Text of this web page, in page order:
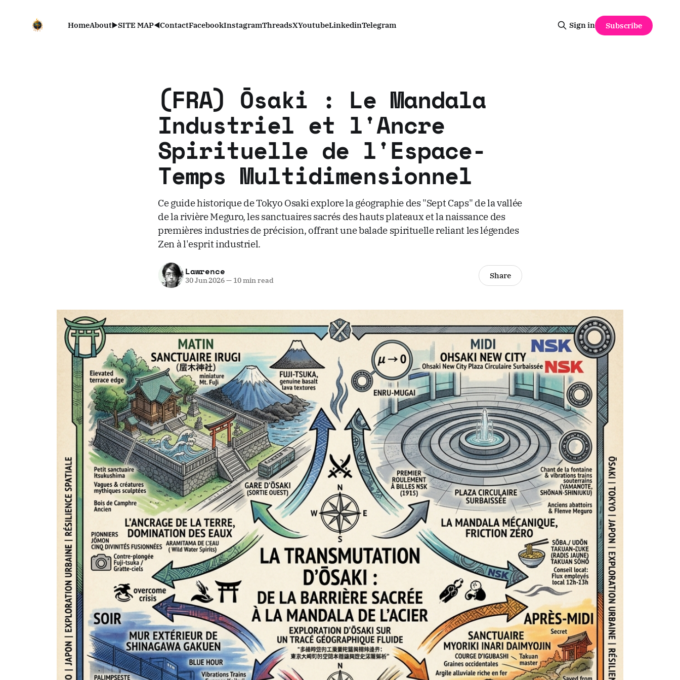
HomeAbout▶️SITE MAP◀️ContactFacebookInstagramThreadsXYoutubeLinkedinTelegram Sign in Subscribe
(FRA) Ōsaki : Le Mandala
Industriel et l'Ancre
Spirituelle de l'Espace-
Temps Multidimensionnel
Ce guide historique de Tokyo Osaki explore la géographie des "Sept Caps" de la vallée
de la rivière Meguro, les sanctuaires sacrés des hauts plateaux et la naissance des
premières industries de précision, offrant une balade spirituelle reliant les légendes
Zen à l'esprit industriel.
Lawrence
30 Jun 2026—10 min read Share